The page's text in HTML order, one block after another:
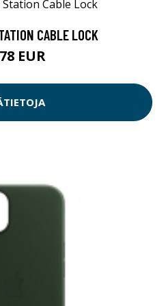
CABLE LOCK
EUR